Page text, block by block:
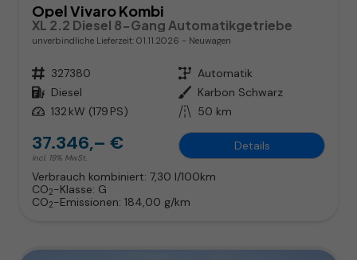
Opel Vivaro Kombi
XL 2.2 Diesel 8-Gang Automatikgetriebe
unverbindliche Lieferzeit: 01.11.2026 Neuwagen
Fahrzeugnr. 327380 Getriebe Automatik
Kraftstoff Diesel Außenfarbe Karbon Schwarz
Leistung 132 kW (179 PS) Kilometerstand 50 km
37.346,– €
incl. 19% MwSt.
Details
Verbrauch kombiniert: 7,30 l/100km
CO2-Klasse: G
CO2-Emissionen: 184,00 g/km